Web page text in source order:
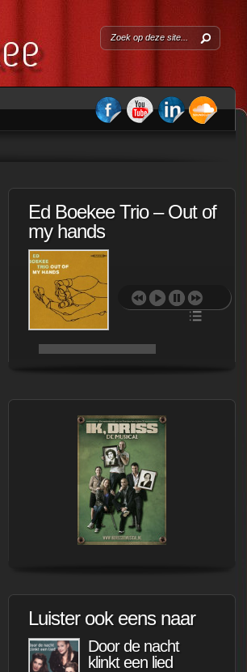
Ed Boekee Trio – Out of
my hands
Luister ook eens naar
Door de nacht
klinkt een lied